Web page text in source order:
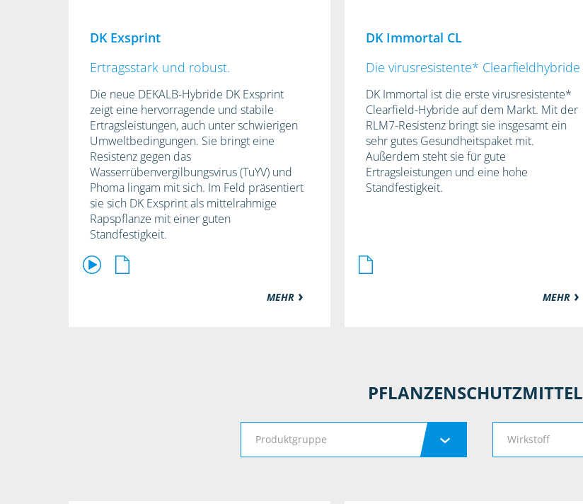
DK Exsprint
Ertragsstark und robust.
Die neue DEKALB-Hybride DK Exsprint
zeigt eine hervorragende und stabile
Ertragsleistungen, auch unter schwierigen
Umweltbedingungen. Sie bringt eine
Resistenz gegen das
Wasserrübenvergilbungsvirus (TuYV) und
Phoma lingam mit sich. Im Feld präsentiert
sie sich DK Exsprint als mittelrahmige
Rapspflanze mit einer guten
Standfestigkeit.
MEHR
DK Immortal CL
Die virusresistente* Clearfieldhybride
DK Immortal ist die erste virusresistente*
Clearfield-Hybride auf dem Markt. Mit der
RLM7-Resistenz bringt sie insgesamt ein
sehr gutes Gesundheitspaket mit.
Außerdem steht sie für gute
Ertragsleistungen und eine hohe
Standfestigkeit.
MEHR
PFLANZENSCHUTZMITTEL
Produktgruppe Wirkstoff